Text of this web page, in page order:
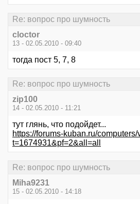
Re: вопрос про шумность
cloctor
13 - 02.05.2010 - 09:40
тогда пост 5, 7, 8
Re: вопрос про шумность
zip100
14 - 02.05.2010 - 11:21
тут глянь, что подойдет...
https://forums-kuban.ru/
t=1674931&pf=2&all=all
Re: вопрос про шумность
Miha9231
15 - 02.05.2010 - 14:18